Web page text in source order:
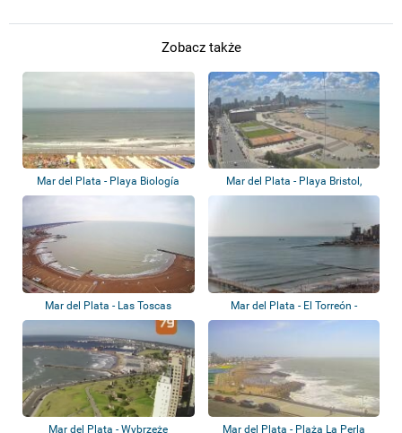
Zobacz także
Mar del Plata - Playa Biología
Mar del Plata - Playa Bristol,
Playa Las...
Mar del Plata - Las Toscas
Mar del Plata - El Torreón -
H.Guerrero
Mar del Plata - Wybrzeże Mar del Plata - Plaża La Perla